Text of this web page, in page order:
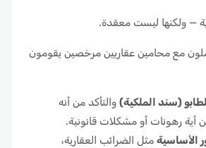
— ولكنها ليست معقدة.
مع محامين عقاريين مرخصين يقومون
(سند الملكية) والتأكد من أنه
رهونات أو مشكلات قانونية.
الأساسية مثل الضرائب العقارية،